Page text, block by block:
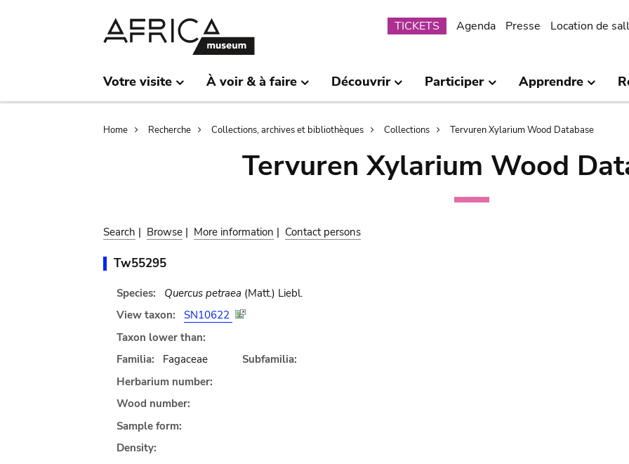
Submenu
TICKETS Agenda Presse Location de
Votre visite À voir & à faire Découvrir Participer Apprendre
Breadcrumb
Home Recherche Collections, archives et bibliothèques Collections Tervuren Xylarium Wood Database
Tervuren Xylarium Wood
Search | Browse | More information | Contact persons
Tw55295
Species: Quercus petraea (Matt.) Liebl.
View taxon:
SN10622
Taxon lower than:
Familia:
Fagaceae
Subfamilia:
Herbarium number:
Wood number:
Sample form:
Density: